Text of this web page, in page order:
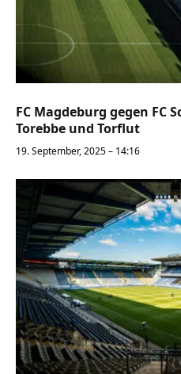
FC Magdeburg gegen FC
Torebbe und Torflut
19. September, 2025 – 14:16